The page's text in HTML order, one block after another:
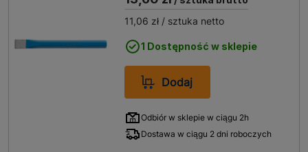
11,06 zł / sztuka netto
1 Dostępność w sklepie
Dodaj
Odbiór w sklepie w ciągu 2h
Dostawa w ciągu 2 dni roboczych